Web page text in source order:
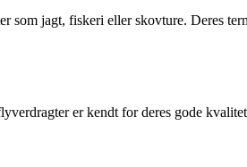
jagt, fiskeri eller skovture. Deres
er kendt for deres gode